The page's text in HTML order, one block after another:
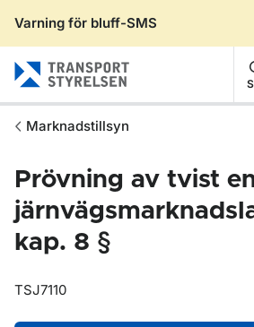
Varning för bluff-SMS
Marknadstillsyn
Prövning av tvist
kap. 8 §
TSJ7110